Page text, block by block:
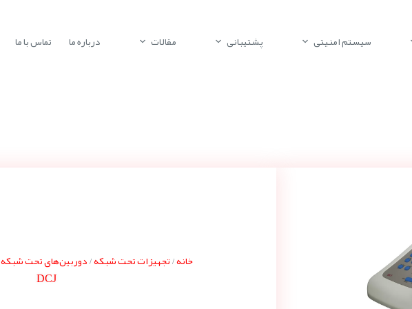
سیستم امنیتی پشتیبانی مقالات درباره ما تماس با ما
خانه/ تجهیزات تحت شبکه/ دوربین‌های تحت شبکه Videotec
DCJ